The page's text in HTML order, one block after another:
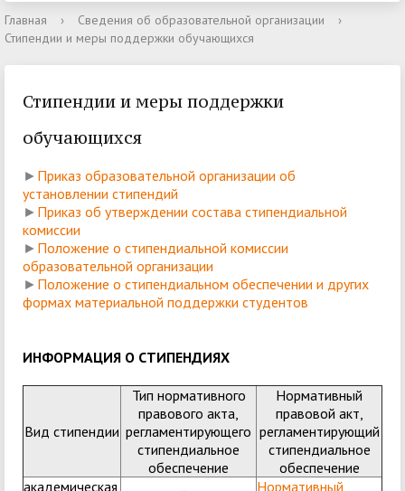
Главная › Сведения об образовательной организации
›
Стипендии и меры поддержки обучающихся
Стипендии и меры поддержки
обучающихся
► Приказ образовательной организации об
установлении стипендий
► Приказ об утверждении состава стипендиальной
комиссии
► Положение о стипендиальной комиссии
образовательной организации
► Положение о стипендиальном обеспечении и других
формах материальной поддержки студентов
ИНФОРМАЦИЯ О СТИПЕНДИЯХ
Вид стипендии
Тип нормативного
правового акта,
регламентирующего
стипендиальное
обеспечение
Нормативный
правовой акт,
регламентирующий
стипендиальное
обеспечение
академическая,
Нормативный